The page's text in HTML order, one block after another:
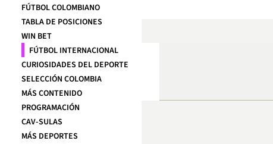
FÚTBOL COLOMBIANO
TABLA DE POSICIONES
WIN BET
FÚTBOL INTERNACIONAL
CURIOSIDADES DEL DEPORTE
SELECCIÓN COLOMBIA
MÁS CONTENIDO
PROGRAMACIÓN
CAV-SULAS
MÁS DEPORTES